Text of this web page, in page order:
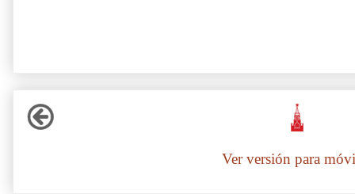
Ver versión para